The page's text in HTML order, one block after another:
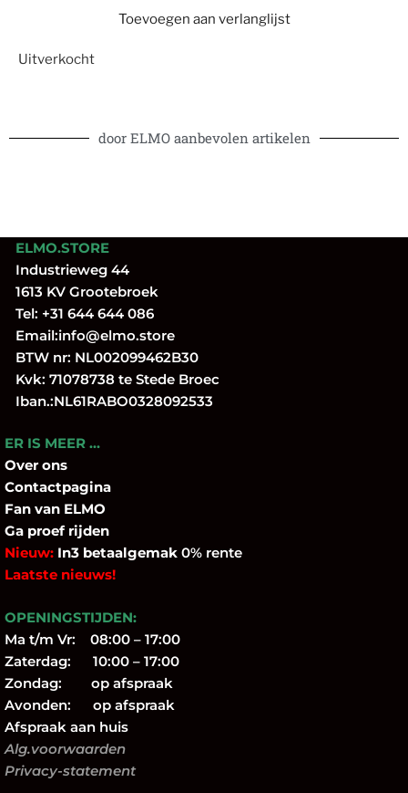
Toevoegen aan verlanglijst
Uitverkocht
door ELMO aanbevolen artikelen
ELMO.STORE
Industrieweg 44
1613 KV Grootebroek
Tel: +31 644 644 086
Email:info@elmo.store
BTW nr: NL002099462B30
Kvk: 71078738 te Stede Broec
Iban.:NL61RABO0328092533
ER IS MEER …
Over ons
Contactpagina
Fan van ELMO
Ga proef rijden
Nieuw: In3 betaalgemak 0% rente
Laatste nieuws!
OPENINGSTIJDEN:
Ma t/m Vr: 08:00 – 17:00
Zaterdag: 10:00 – 17:00
Zondag: op afspraak
Avonden: op afspraak
Afspraak aan huis
Alg.voorwaarden
Privacy-statement